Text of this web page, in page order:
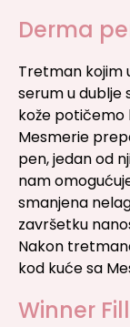
Derma
Tretman kojim
serum u dublje
kože potičemo
Mesmerie
pen, jedan od
nam
smanjena
završetku
Nakon
kod kuće sa
Winner